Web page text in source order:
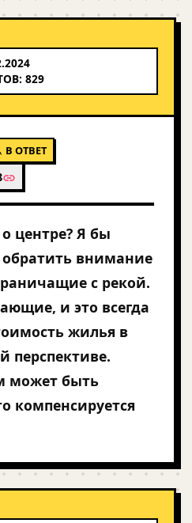
829
В ОТВЕТ
центре? Я бы
обратить внимание
с рекой.
и это всегда
жилья в
перспективе.
может быть
компенсируется